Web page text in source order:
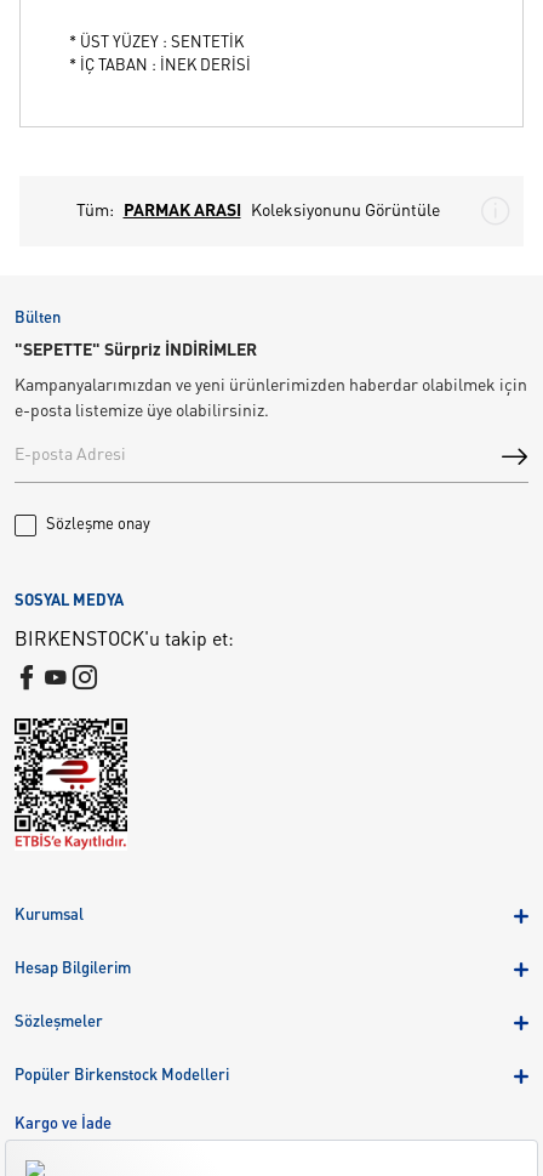
* ÜST YÜZEY : SENTETİK
* İÇ TABAN : İNEK DERİSİ
Tüm: PARMAK ARASI Koleksiyonunu Görüntüle
Bülten
"SEPETTE" Sürpriz İNDİRİMLER
Kampanyalarımızdan ve yeni ürünlerimizden haberdar olabilmek için
e-posta listemize üye olabilirsiniz.
Sözleşme onay
Kurumsal
Birkenstock Group
Kariyer
Hesap Bilgilerim
Sipariş Takibi
Sözleşmeler
Kargo ve İade
Çerez Tercihlerini Yönetin
Popüler Birkenstock Modelleri
Kargo ve İade
Bize Ulaşın
SOSYAL MEDYA
BIRKENSTOCK'u takip et: